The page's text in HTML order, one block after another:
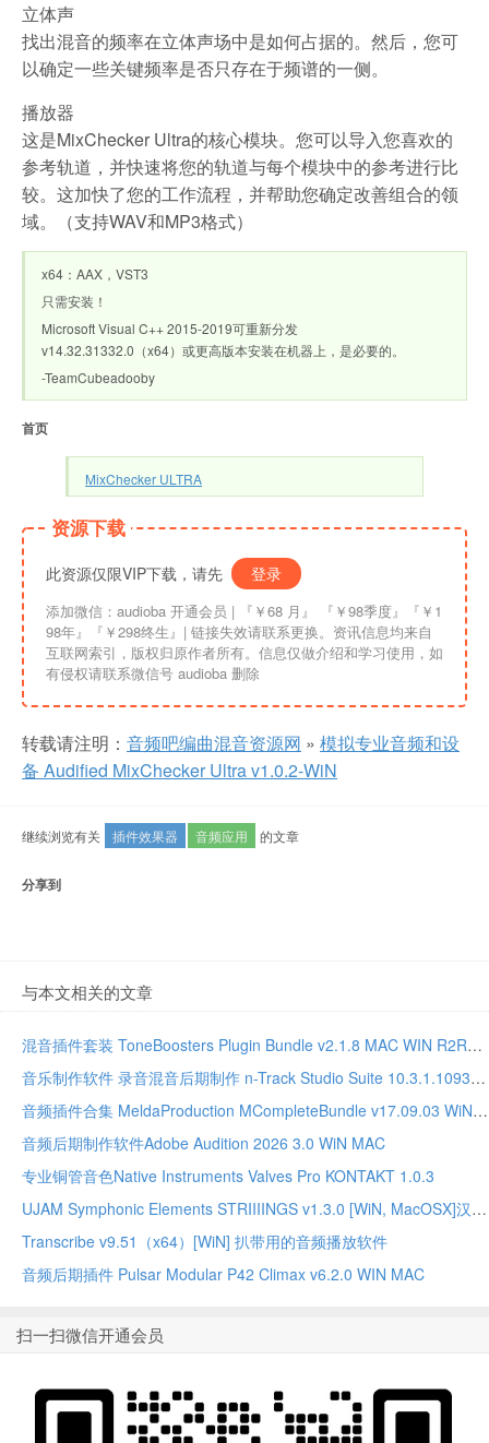
立体声
找出混音的频率在立体声场中是如何占据的。然后，您可
以确定一些关键频率是否只存在于频谱的一侧。
播放器
这是MixChecker Ultra的核心模块。您可以导入您喜欢的
参考轨道，并快速将您的轨道与每个模块中的参考进行比
较。这加快了您的工作流程，并帮助您确定改善组合的领
域。（支持WAV和MP3格式）
x64：AAX，VST3
只需安装！
Microsoft Visual C++ 2015-2019可重新分发
v14.32.31332.0（x64）或更高版本安装在机器上，是必要的。
-TeamCubeadooby
首页
MixChecker ULTRA
资源下载
此资源仅限VIP下载，请先 登录
添加微信：audioba 开通会员 | 『￥68 月』 『￥98季度』『￥1
98年』『￥298终生』| 链接失效请联系更换。资讯信息均来自
互联网索引，版权归原作者所有。信息仅做介绍和学习使用，如
有侵权请联系微信号 audioba 删除
转载请注明： 音频吧编曲混音资源网 » 模拟专业音频和设
备 Audified MixChecker Ultra v1.0.2-WiN
继续浏览有关 插件效果器 音频应用 的文章
分享到
与本文相关的文章
混音插件套装 ToneBoosters Plugin Bundle v2.1.8 MAC WIN R2R版本
音乐制作软件 录音混音后期制作 n-Track Studio Suite 10.3.1.10935 WIN MAC
音频插件合集 MeldaProduction MCompleteBundle v17.09.03 WiN MAC
音频后期制作软件Adobe Audition 2026 3.0 WiN MAC
专业铜管音色Native Instruments Valves Pro KONTAKT 1.0.3
UJAM Symphonic Elements STRIIIINGS v1.3.0 [WiN, MacOSX]汉斯季默 现代弦乐合奏音源
Transcribe v9.51（x64）[WiN] 扒带用的音频播放软件
音频后期插件 Pulsar Modular P42 Climax v6.2.0 WIN MAC
扫一扫微信开通会员